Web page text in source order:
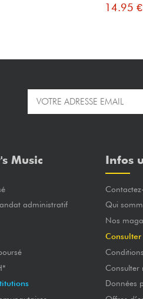
14.95 €
Music
administratif
Infos
Qui
Nos
Consulter
Consulter
Données